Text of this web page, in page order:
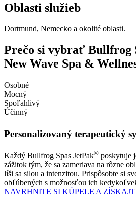
Oblasti služieb
Dortmund, Nemecko a okolité oblasti.
Prečo si vybrať Bullfrog
New Wave Spa &
Osobné
Mocný
Spoľahlivý
Účinný
Personalizovaný terapeutický
Každý Bullfrog Spas JetPak® poskytuje
zážitok tým, že sa zameriava na rôzne
líši sa silou a intenzitou. Prispôsobte si
obľúbených s možnosťou ich
NAVRHNITE SI KÚPELE A